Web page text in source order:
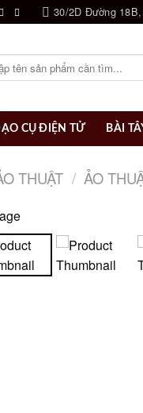
30/2D Đường
CỤ ĐIỆN TỬ BÀI
THUẬT / ẢO